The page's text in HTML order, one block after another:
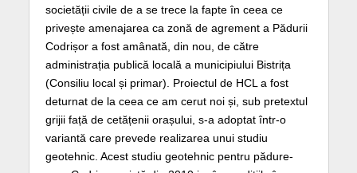
societății civile de a se trece la fapte în ceea ce
privește amenajarea ca zonă de agrement a Pădurii
Codrișor a fost amânată, din nou, de către
administrația publică locală a municipiului Bistrița
(Consiliu local și primar). Proiectul de HCL a fost
deturnat de la ceea ce am cerut noi și, sub pretextul
grijii față de cetățenii orașului, s-a adoptat într-o
variantă care prevede realizarea unui studiu
geotehnic. Acest studiu geotehnic pentru pădure-